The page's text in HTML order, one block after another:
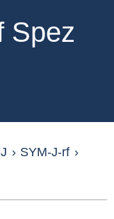
Spez
› SYM-J-rf ›